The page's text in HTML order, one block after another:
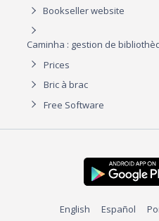
Bookseller website
Caminha : gestion de
Prices
Bric à brac
Free Software
English Español